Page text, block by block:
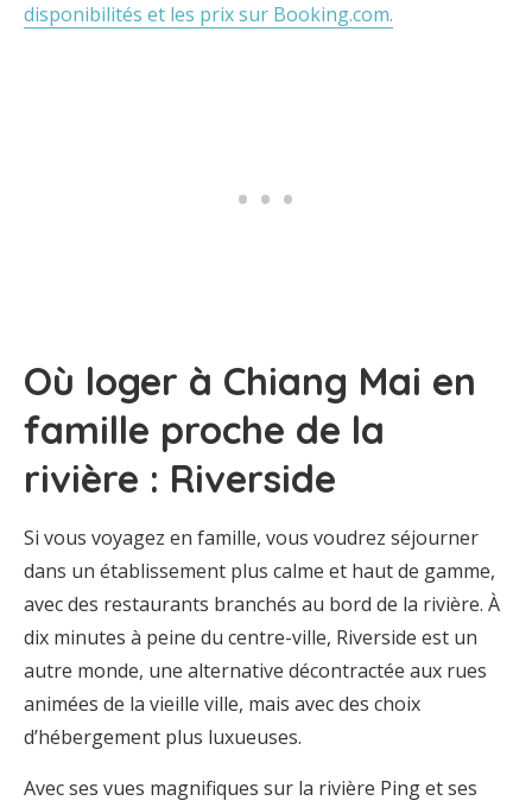
disponibilités et les prix sur Booking.com.
Où loger à Chiang Mai en
famille proche de la
rivière : Riverside
Si vous voyagez en famille, vous voudrez séjourner
dans un établissement plus calme et haut de gamme,
avec des restaurants branchés au bord de la rivière. À
dix minutes à peine du centre-ville, Riverside est un
autre monde, une alternative décontractée aux rues
animées de la vieille ville, mais avec des choix
d’hébergement plus luxueuses.
Avec ses vues magnifiques sur la rivière Ping et ses